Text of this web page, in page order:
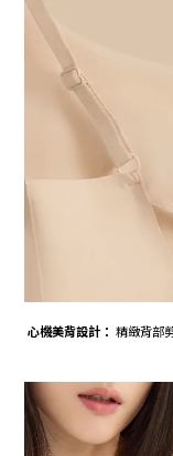
心機美背設計： 精緻背部